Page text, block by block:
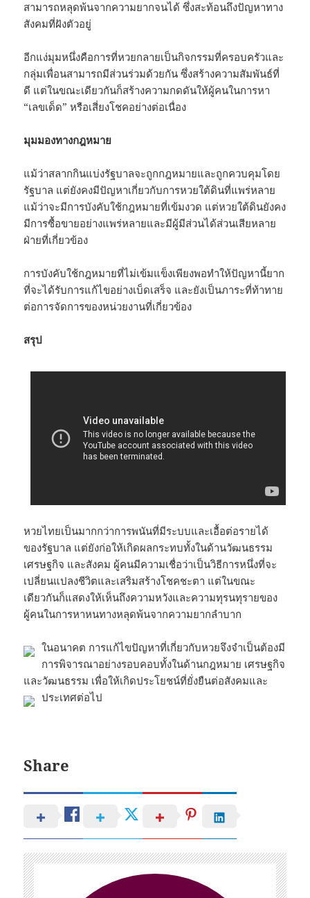
สามารถหลุดพ้นจากความยากจนได้ ซึ่งสะท้อนถึงปัญหาทาง
สังคมที่ฝังตัวอยู่
อีกแง่มุมหนึ่งคือการที่หวยกลายเป็นกิจกรรมที่ครอบครัวและ
กลุ่มเพื่อนสามารถมีส่วนร่วมด้วยกัน ซึ่งสร้างความสัมพันธ์ที่
ดี แต่ในขณะเดียวกันก็สร้างความกดดันให้ผู้คนในการหา
“เลขเด็ด” หรือเสี่ยงโชคอย่างต่อเนื่อง
มุมมองทางกฎหมาย
แม้ว่าสลากกินแบ่งรัฐบาลจะถูกกฎหมายและถูกควบคุมโดย
รัฐบาล แต่ยังคงมีปัญหาเกี่ยวกับการหวยใต้ดินที่แพร่หลาย
แม้ว่าจะมีการบังคับใช้กฎหมายที่เข้มงวด แต่หวยใต้ดินยังคง
มีการซื้อขายอย่างแพร่หลายและมีผู้มีส่วนได้ส่วนเสียหลาย
ฝ่ายที่เกี่ยวข้อง
การบังคับใช้กฎหมายที่ไม่เข้มแข็งเพียงพอทำให้ปัญหานี้ยาก
ที่จะได้รับการแก้ไขอย่างเบ็ดเสร็จ และยังเป็นภาระที่ท้าทาย
ต่อการจัดการของหน่วยงานที่เกี่ยวข้อง
สรุป
หวยไทยเป็นมากกว่าการพนันที่มีระบบและเอื้อต่อรายได้
ของรัฐบาล แต่ยังก่อให้เกิดผลกระทบทั้งในด้านวัฒนธรรม
เศรษฐกิจ และสังคม ผู้คนมีความเชื่อว่าเป็นวิธีการหนึ่งที่จะ
เปลี่ยนแปลงชีวิตและเสริมสร้างโชคชะตา แต่ในขณะ
เดียวกันก็แสดงให้เห็นถึงความหวังและความทุรนทุรายของ
ผู้คนในการหาหนทางหลุดพ้นจากความยากลำบาก
ในอนาคต การแก้ไขปัญหาที่เกี่ยวกับหวยจึงจำเป็นต้องมี
การพิจารณาอย่างรอบคอบทั้งในด้านกฎหมาย เศรษฐกิจ
และวัฒนธรรม เพื่อให้เกิดประโยชน์ที่ยั่งยืนต่อสังคมและ
ประเทศต่อไป
Share